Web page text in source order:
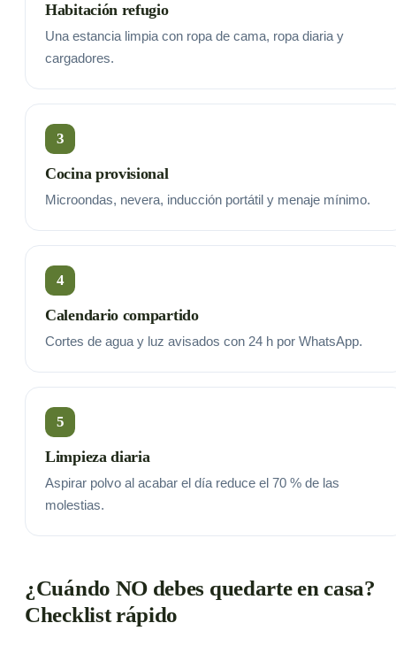
Habitación refugio
Una estancia limpia con ropa de cama, ropa diaria y
cargadores.
3
Cocina provisional
Microondas, nevera, inducción portátil y menaje mínimo.
4
Calendario compartido
Cortes de agua y luz avisados con 24 h por WhatsApp.
5
Limpieza diaria
Aspirar polvo al acabar el día reduce el 70 % de las
molestias.
¿Cuándo NO debes quedarte en casa?
Checklist rápido